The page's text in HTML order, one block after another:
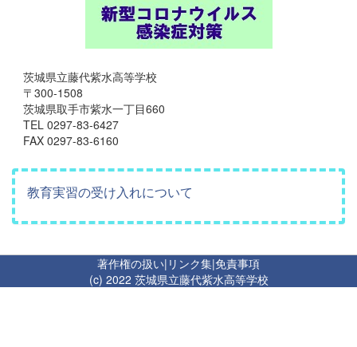
茨城県立藤代紫水高等学校
〒300-1508
茨城県取手市紫水一丁目660
TEL 0297-83-6427
FAX 0297-83-6160
教育実習の受け入れについて
著作権の扱い| リンク集|免責事項
(c) 2022 茨城県立藤代紫水高等学校